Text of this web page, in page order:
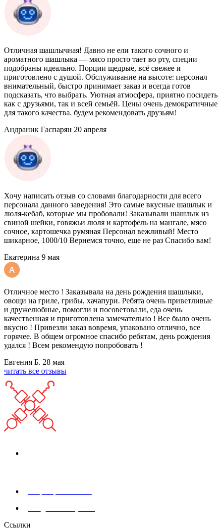
Отличная шашлычная! Давно не ели такого сочного и
ароматного шашлыка — мясо просто тает во рту, специи
подобраны идеально. Порции щедрые, всё свежее и
приготовлено с душой. Обслуживание на высоте: персонал
внимательный, быстро принимает заказ и всегда готов
подсказать, что выбрать. Уютная атмосфера, приятно посидеть
как с друзьями, так и всей семьёй. Цены очень демократичные
для такого качества. будем рекомендовать друзьям!
Андраник Гаспарян 20 апреля
Хочу написать отзыв со словами благодарности для всего
персонала данного заведения! Это самые вкусные шашлык и
люля-кебаб, которые мы пробовали! Заказывали шашлык из
свиной шейки, говяжьи люля и картофель на мангале, мясо
сочное, картошечка румяная Персонал вежливый! Место
шикарное, 1000/10 Вернемся точно, еще не раз Спасибо вам!
Екатерина 9 мая
Отличное место ! Заказывала на день рождения шашлыки,
овощи на гриле, грибы, хачапури. Ребята очень приветливые
и дружелюбные, помогли и посоветовали, еда очень
качественная и приготовлена замечательно ! Все было очень
вкусно ! Привезли заказ вовремя, упаковано отлично, все
горячее. В общем огромное спасибо ребятам, день рождения
удался ! Всем рекомендую попробовать !
Евгения Б. 28 мая
читать все отзывы
Ссылки